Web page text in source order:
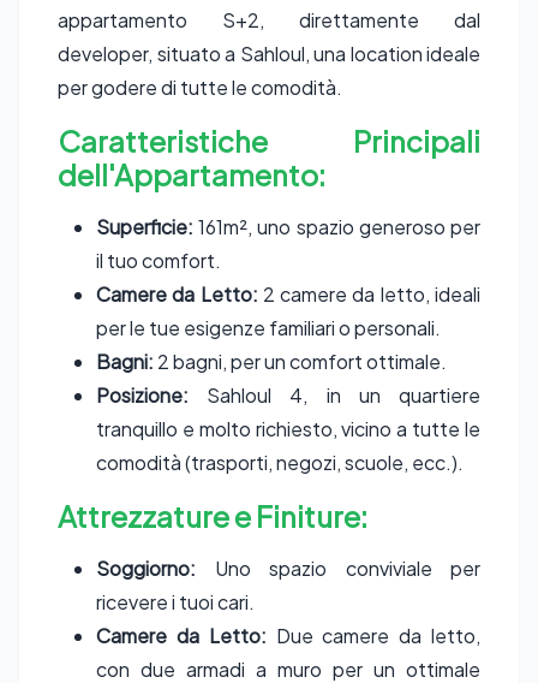
appartamento S+2, direttamente dal
developer, situato a Sahloul, una location ideale
per godere di tutte le comodità.
Caratteristiche Principali
dell'Appartamento:
Superficie: 161m², uno spazio generoso per
il tuo comfort.
Camere da Letto: 2 camere da letto, ideali
per le tue esigenze familiari o personali.
Bagni: 2 bagni, per un comfort ottimale.
Posizione: Sahloul 4, in un quartiere
tranquillo e molto richiesto, vicino a tutte le
comodità (trasporti, negozi, scuole, ecc.).
Attrezzature e Finiture:
Soggiorno: Uno spazio conviviale per
ricevere i tuoi cari.
Camere da Letto: Due camere da letto,
con due armadi a muro per un ottimale